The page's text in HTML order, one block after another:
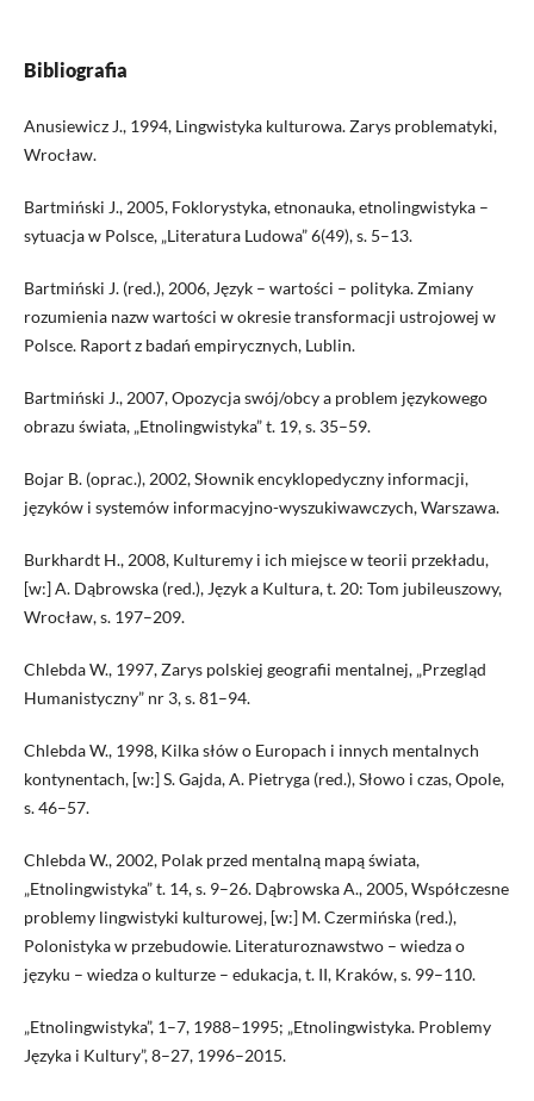
Bibliografia
Anusiewicz J., 1994, Lingwistyka kulturowa. Zarys problematyki,
Wrocław.
Bartmiński J., 2005, Foklorystyka, etnonauka, etnolingwistyka –
sytuacja w Polsce, „Literatura Ludowa” 6(49), s. 5–13.
Bartmiński J. (red.), 2006, Język – wartości – polityka. Zmiany
rozumienia nazw wartości w okresie transformacji ustrojowej w
Polsce. Raport z badań empirycznych, Lublin.
Bartmiński J., 2007, Opozycja swój/obcy a problem językowego
obrazu świata, „Etnolingwistyka” t. 19, s. 35–59.
Bojar B. (oprac.), 2002, Słownik encyklopedyczny informacji,
języków i systemów informacyjno-wyszukiwawczych, Warszawa.
Burkhardt H., 2008, Kulturemy i ich miejsce w teorii przekładu,
[w:] A. Dąbrowska (red.), Język a Kultura, t. 20: Tom jubileuszowy,
Wrocław, s. 197–209.
Chlebda W., 1997, Zarys polskiej geografii mentalnej, „Przegląd
Humanistyczny” nr 3, s. 81–94.
Chlebda W., 1998, Kilka słów o Europach i innych mentalnych
kontynentach, [w:] S. Gajda, A. Pietryga (red.), Słowo i czas, Opole,
s. 46–57.
Chlebda W., 2002, Polak przed mentalną mapą świata,
„Etnolingwistyka” t. 14, s. 9–26. Dąbrowska A., 2005, Współczesne
problemy lingwistyki kulturowej, [w:] M. Czermińska (red.),
Polonistyka w przebudowie. Literaturoznawstwo – wiedza o
języku – wiedza o kulturze – edukacja, t. II, Kraków, s. 99–110.
„Etnolingwistyka”, 1–7, 1988–1995; „Etnolingwistyka. Problemy
Języka i Kultury”, 8–27, 1996–2015.